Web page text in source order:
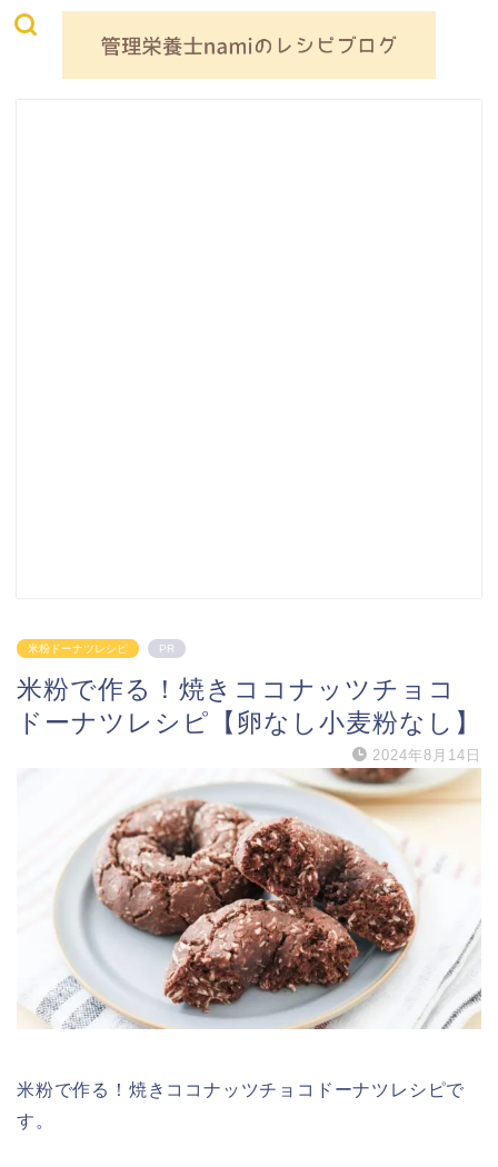
米粉ドーナツレシピ PR
米粉で作る！焼きココナッツチョコ
ドーナツレシピ【卵なし小麦粉なし】
2024年8月14日
米粉で作る！焼きココナッツチョコドーナツレシピで
す。